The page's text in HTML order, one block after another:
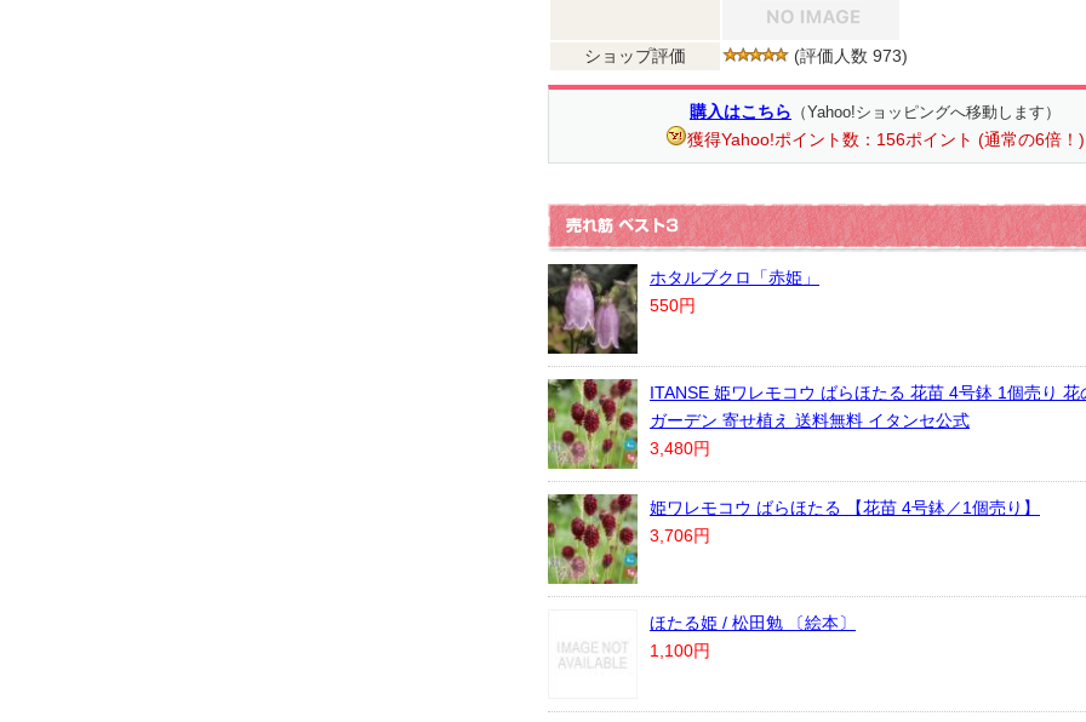
ショップ評価 (評価人数 973)
購入はこちら （Yahoo!ショッピングへ移動します）
獲得Yahoo!ポイント数：156ポイント (通常の6倍！)
ホタルブクロ「赤姫」
550円
ITANSE 姫ワレモコウ ばらほたる 花苗 4号鉢 1個売り 花
ガーデン 寄せ植え 送料無料 イタンセ公式
3,480円
姫ワレモコウ ばらほたる 【花苗 4号鉢／1個売り】
3,706円
ほたる姫 / 松田勉 〔絵本〕
1,100円